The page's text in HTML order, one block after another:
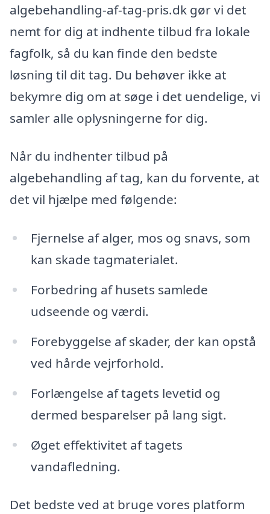
algebehandling-af-tag-pris.dk gør vi det
nemt for dig at indhente tilbud fra lokale
fagfolk, så du kan finde den bedste
løsning til dit tag. Du behøver ikke at
bekymre dig om at søge i det uendelige, vi
samler alle oplysningerne for dig.
Når du indhenter tilbud på
algebehandling af tag, kan du forvente, at
det vil hjælpe med følgende:
Fjernelse af alger, mos og snavs, som
kan skade tagmaterialet.
Forbedring af husets samlede
udseende og værdi.
Forebyggelse af skader, der kan opstå
ved hårde vejrforhold.
Forlængelse af tagets levetid og
dermed besparelser på lang sigt.
Øget effektivitet af tagets
vandafledning.
Det bedste ved at bruge vores platform